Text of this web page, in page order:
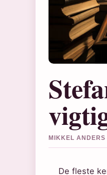
MIKKEL ANDERS
De fleste